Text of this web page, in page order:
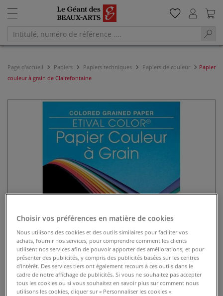
Page d'accueil Papiers Papiers techniques Papiers de couleur
Papier
couleur à grain de Clairefontaine
Choisir vos préférences en matière de cookies
Nous utilisons des cookies et des outils similaires pour faciliter vos
achats, fournir nos services, pour comprendre comment les clients
utilisent nos services afin de pouvoir apporter des améliorations, et pour
présenter des publicités, y compris des publicités basées sur les centres
d’intérêt. Des services tiers ont également recours à ces outils dans le
cadre de notre affichage de publicités. Si vous ne souhaitez pas accepter
tous les cookies ou si vous souhaitez en savoir plus sur comment nous
utilisons les cookies, cliquer sur « Personnaliser les cookies ».